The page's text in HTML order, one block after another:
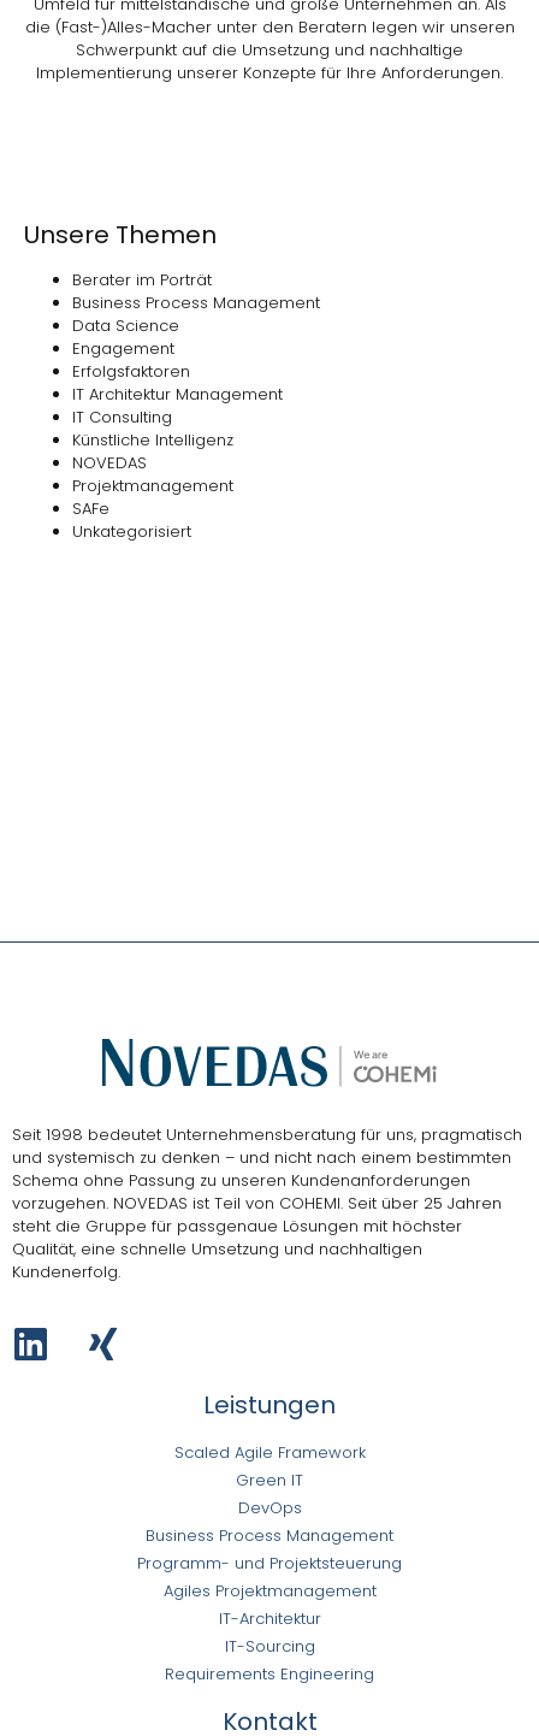
die (Fast-)Alles-Macher unter den Beratern legen wir unseren
Schwerpunkt auf die Umsetzung und nachhaltige
Implementierung unserer Konzepte für Ihre Anforderungen.
Unsere Themen
Berater im Porträt
Business Process Management
Data Science
Engagement
Erfolgsfaktoren
IT Architektur Management
IT Consulting
Künstliche Intelligenz
NOVEDAS
Projektmanagement
SAFe
Unkategorisiert
Seit 1998 bedeutet Unternehmensberatung für uns, pragmatisch
und systemisch zu denken – und nicht nach einem bestimmten
Schema ohne Passung zu unseren Kundenanforderungen
vorzugehen. NOVEDAS ist Teil von COHEMI. Seit über 25 Jahren
steht die Gruppe für passgenaue Lösungen mit höchster
Qualität, eine schnelle Umsetzung und nachhaltigen
Kundenerfolg.
Leistungen
Scaled Agile Framework
Green IT
DevOps
Business Process Management
Programm- und Projektsteuerung
Agiles Projektmanagement
IT-Architektur
IT-Sourcing
Requirements Engineering
Kontakt